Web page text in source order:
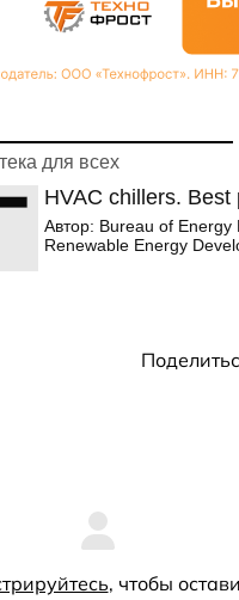
, чтобы